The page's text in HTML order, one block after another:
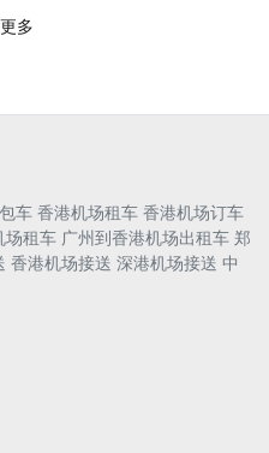
多
车 香港机场租车 香港机场订车
场租车 广州到香港机场出租车 郑
香港机场接送 深港机场接送 中